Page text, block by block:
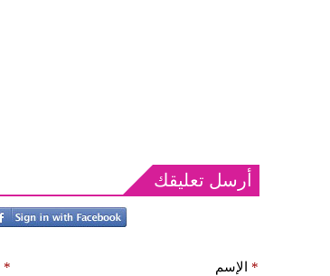
أرسل تعليقك
الإسم *
*